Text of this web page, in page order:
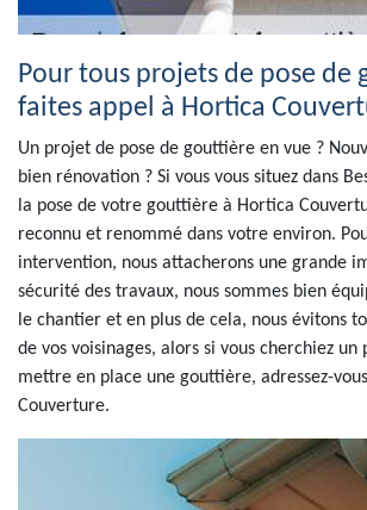
Pour tous projets de pose de
faites appel à Hortica
Un projet de pose de gouttière en vue ?
bien rénovation ? Si vous vous situez dans
la pose de votre gouttière à Hortica
reconnu et renommé dans votre environ.
intervention, nous attacherons une grande
sécurité des travaux, nous sommes bien
le chantier et en plus de cela, nous évitons
de vos voisinages, alors si vous cherchiez un
mettre en place une gouttière, adressez-
Couverture.